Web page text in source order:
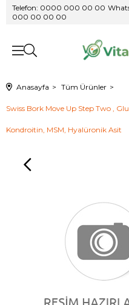
Telefon: 0000 000 00 00
000 00 00 00
Anasayfa Tüm Ürünler
Swiss Bork Move Up Step Two ,
Kondroitin, MSM, Hyalüronik Asit